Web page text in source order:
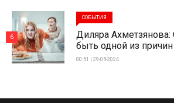
СОБЫТИЯ
Диляра
быть одной из
00:51 | 29-05-2024
6